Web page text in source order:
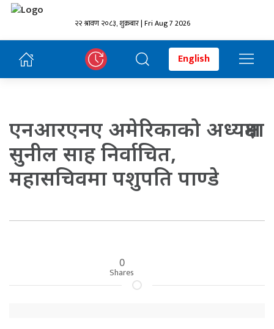
२२ श्रावण २०८३, शुक्रबार | Fri Aug 7 2026
English
एनआरएनए अमेरिकाको अध्यक्षमा
सुनील साह निर्वाचित,
महासचिवमा पशुपति पाण्डे
0
Shares